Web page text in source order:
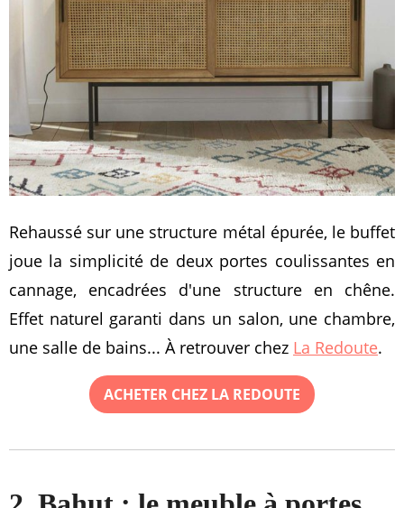
Rehaussé sur une structure métal épurée, le buffet
joue la simplicité de deux portes coulissantes en
cannage, encadrées d'une structure en chêne.
Effet naturel garanti dans un salon, une chambre,
une salle de bains... À retrouver chez La Redoute.
ACHETER CHEZ LA REDOUTE